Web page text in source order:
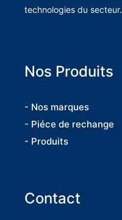
technologies du secteur.
Nos Produits
- Nos marques
- Piéce de rechange
- Produits
Contact